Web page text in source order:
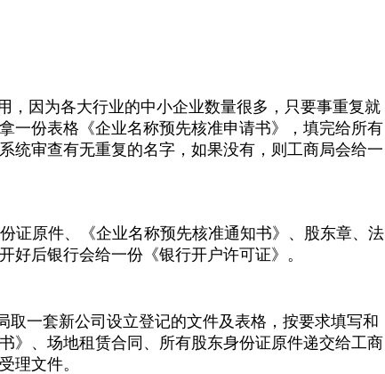
，因为各大行业的中小企业数量很多，只要事重复就
一份表格《企业名称预先核准申请书》，填完给所有
统审查有无重复的名字，如果没有，则工商局会给一
证原件、《企业名称预先核准通知书》、股东章、法
好后银行会给一份《银行开户许可证》。
取一套新公司设立登记的文件及表格，按要求填写和
》、场地租赁合同、所有股东身份证原件递交给工商
理文件。